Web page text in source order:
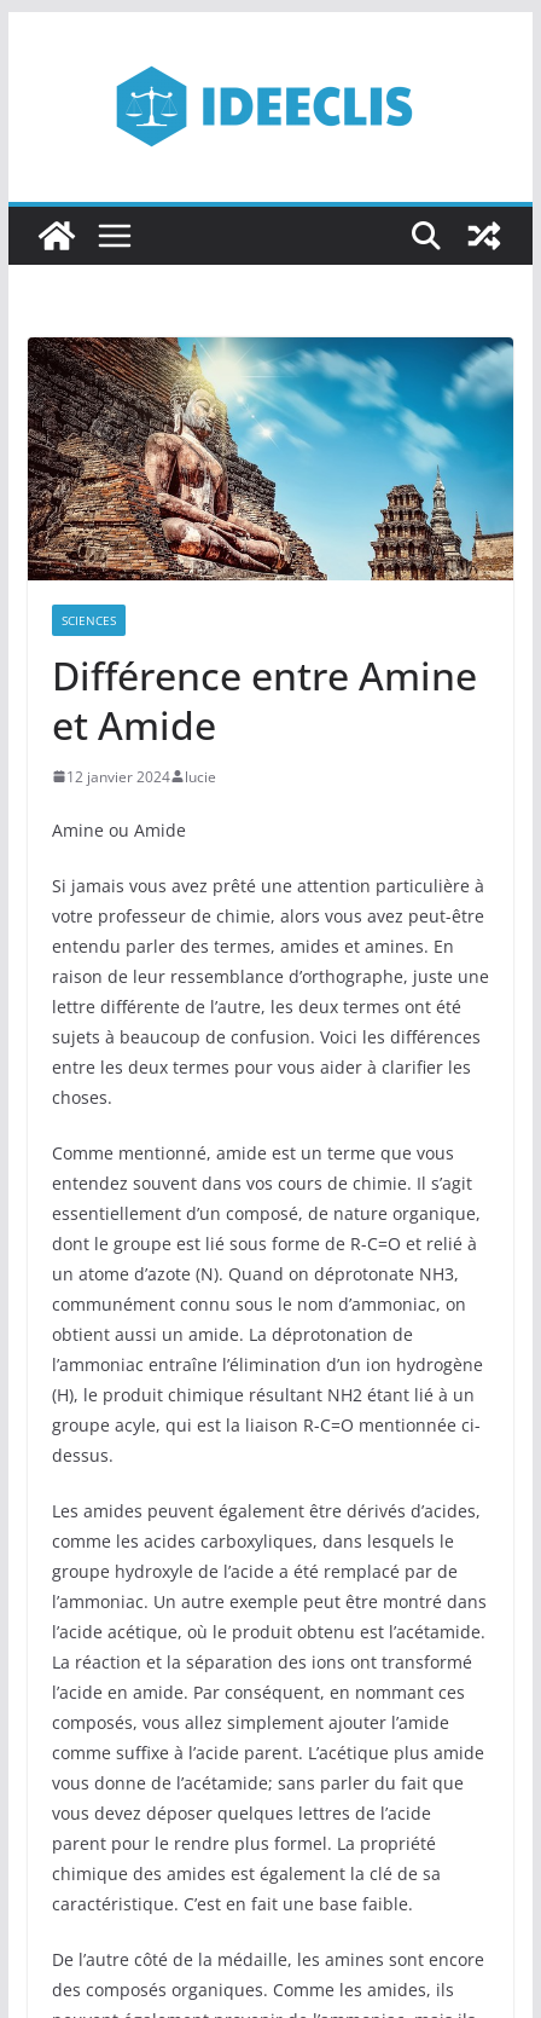
SCIENCES
Différence entre Amine
et Amide
12 janvier 2024 lucie
Amine ou Amide
Si jamais vous avez prêté une attention particulière à
votre professeur de chimie, alors vous avez peut-être
entendu parler des termes, amides et amines. En
raison de leur ressemblance d’orthographe, juste une
lettre différente de l’autre, les deux termes ont été
sujets à beaucoup de confusion. Voici les différences
entre les deux termes pour vous aider à clarifier les
choses.
Comme mentionné, amide est un terme que vous
entendez souvent dans vos cours de chimie. Il s’agit
essentiellement d’un composé, de nature organique,
dont le groupe est lié sous forme de R-C=O et relié à
un atome d’azote (N). Quand on déprotonate NH3,
communément connu sous le nom d’ammoniac, on
obtient aussi un amide. La déprotonation de
l’ammoniac entraîne l’élimination d’un ion hydrogène
(H), le produit chimique résultant NH2 étant lié à un
groupe acyle, qui est la liaison R-C=O mentionnée ci-
dessus.
Les amides peuvent également être dérivés d’acides,
comme les acides carboxyliques, dans lesquels le
groupe hydroxyle de l’acide a été remplacé par de
l’ammoniac. Un autre exemple peut être montré dans
l’acide acétique, où le produit obtenu est l’acétamide.
La réaction et la séparation des ions ont transformé
l’acide en amide. Par conséquent, en nommant ces
composés, vous allez simplement ajouter l’amide
comme suffixe à l’acide parent. L’acétique plus amide
vous donne de l’acétamide; sans parler du fait que
vous devez déposer quelques lettres de l’acide
parent pour le rendre plus formel. La propriété
chimique des amides est également la clé de sa
caractéristique. C’est en fait une base faible.
De l’autre côté de la médaille, les amines sont encore
des composés organiques. Comme les amides, ils